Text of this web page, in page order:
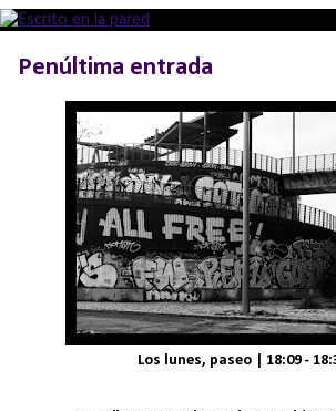
Penúltima entrada
Los lunes, paseo | 18:09 -